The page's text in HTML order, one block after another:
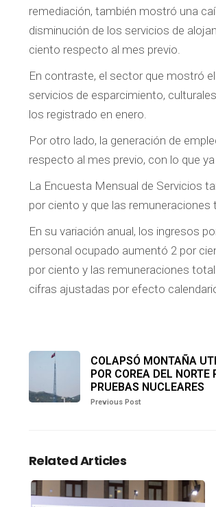
remediación, también mostró una
disminución de los servicios de
ciento respecto al mes previo.
En contraste, el sector que mostró
servicios de esparcimiento,
los registrado en enero.
Por otro lado, la generación de
respecto al mes previo, con lo que
La Encuesta Mensual de Servicios
por ciento y que las
En su variación anual, los ingresos
personal ocupado aumentó 2 por
por ciento y las remuneraciones
cifras ajustadas por efecto
COLAPSÓ MONTAÑA
POR COREA DEL NORTE
PRUEBAS NUCLEARES
Previous Post
Related Articles